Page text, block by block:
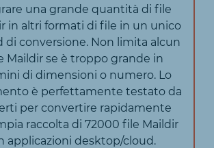
una grande quantità di file
in altri formati di file in un unico
di conversione. Non limita alcun
Maildir se è troppo grande in
di dimensioni o numero. Lo
è perfettamente testato da
per convertire rapidamente
raccolta di 72000 file Maildir
applicazioni desktop/cloud.